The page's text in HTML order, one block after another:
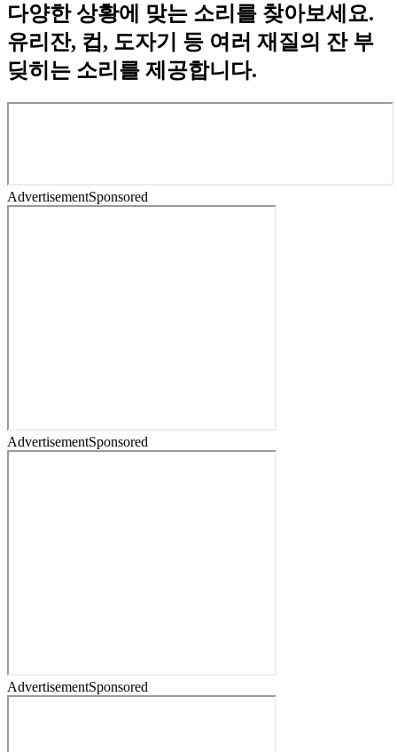
다양한 상황에 맞는 소리를 찾아보세요.
유리잔, 컵, 도자기 등 여러 재질의 잔 부
딪히는 소리를 제공합니다.
AdvertisementSponsored
AdvertisementSponsored
AdvertisementSponsored